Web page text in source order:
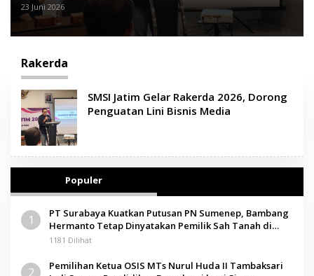
23 Juni 2026
Rakerda
SMSI Jatim Gelar Rakerda 2026, Dorong
Penguatan Lini Bisnis Media
Populer
1
PT Surabaya Kuatkan Putusan PN Sumenep, Bambang
Hermanto Tetap Dinyatakan Pemilik Sah Tanah di
Pamolokan
1181 Dilihat
2
Pemilihan Ketua OSIS MTs Nurul Huda II Tambaksari